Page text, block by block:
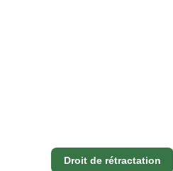
Droit de rétractation